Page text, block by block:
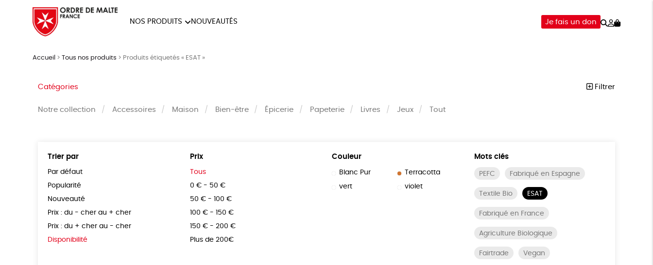
NOS PRODUITS NOUVEAUTÉS Je fais un don Rechercher
Mon
Accueil >Tous nos produits > Produits étiquetés « ESAT »
Catégories Filtrer
Notre collection Accessoires Maison Bien-être Épicerie Papeterie Livres Jeux Tout
Trier par
Par défaut
Popularité
Nouveauté
Prix : du - cher au + cher
Prix : du + cher au - cher
Disponibilité
Prix
Tous
0 € - 50 €
50 € - 100 €
100 € - 150 €
150 € - 200 €
Plus de 200€
Couleur
Blanc Pur Terracotta
vert violet
Mots clés
PEFC Fabriqué en Espagne
Textile Bio ESAT
Fabriqué en France
Agriculture Biologique
Fairtrade Vegan